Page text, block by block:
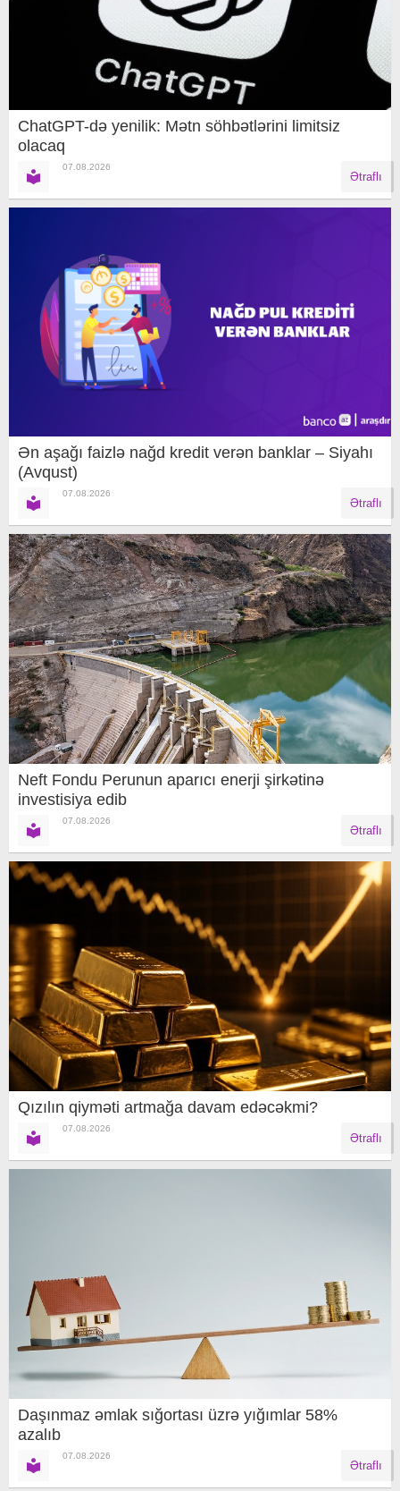
ChatGPT-də yenilik: Mətn söhbətlərini limitsiz
olacaq
07.08.2026
Ətraflı
Ən aşağı faizlə nağd kredit verən banklar – Siyahı
(Avqust)
07.08.2026
Ətraflı
Neft Fondu Perunun aparıcı enerji şirkətinə
investisiya edib
07.08.2026
Ətraflı
Qızılın qiyməti artmağa davam edəcəkmi?
07.08.2026
Ətraflı
Daşınmaz əmlak sığortası üzrə yığımlar 58%
azalıb
07.08.2026
Ətraflı